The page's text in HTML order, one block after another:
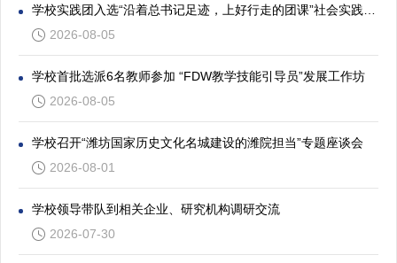
2026-08-05
学校首批选派6名教师参加 “FDW教学技能引导员”发展工作坊
2026-08-05
学校召开“潍坊国家历史文化名城建设的潍院担当”专题座谈会
2026-08-01
学校领导带队到相关企业、研究机构调研交流
2026-07-30